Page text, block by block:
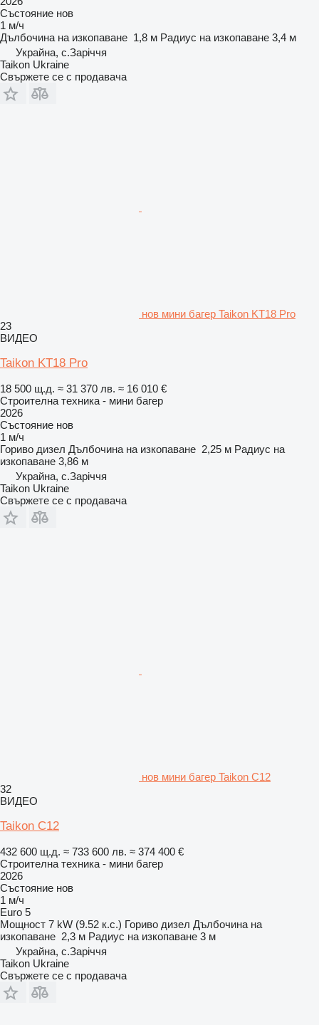
Състояние нов
1 м/ч
Дълбочина на изкопаване 1,8 м Радиус на изкопаване 3,4 м
Украйна, с.Заріччя
Taikon Ukraine
Свържете се с продавача
нов мини багер Taikon KT18 Pro
23
ВИДЕО
Taikon KT18 Pro
18 500 щ.д. ≈ 31 370 лв. ≈ 16 010 €
Строителна техника - мини багер
2026
Състояние нов
1 м/ч
Гориво дизел Дълбочина на изкопаване 2,25 м Радиус на
изкопаване 3,86 м
Украйна, с.Заріччя
Taikon Ukraine
Свържете се с продавача
нов мини багер Taikon C12
32
ВИДЕО
Taikon C12
432 600 щ.д. ≈ 733 600 лв. ≈ 374 400 €
Строителна техника - мини багер
2026
Състояние нов
1 м/ч
Euro 5
Мощност 7 kW (9.52 к.с.) Гориво дизел Дълбочина на
изкопаване 2,3 м Радиус на изкопаване 3 м
Украйна, с.Заріччя
Taikon Ukraine
Свържете се с продавача